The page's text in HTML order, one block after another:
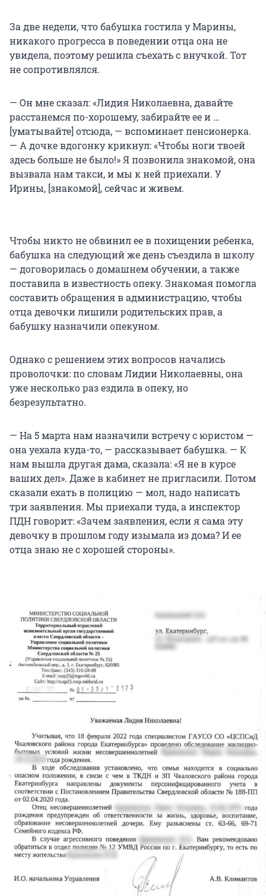
За две недели, что бабушка гостила у Марины,
никакого прогресса в поведении отца она не
увидела, поэтому решила съехать с внучкой. Тот
не сопротивлялся.
— Он мне сказал: «Лидия Николаевна, давайте
расстанемся по-хорошему, забирайте ее и …
[уматывайте] отсюда, — вспоминает пенсионерка.
— А дочке вдогонку крикнул: «Чтобы ноги твоей
здесь больше не было!» Я позвонила знакомой, она
вызвала нам такси, и мы к ней приехали. У
Ирины, [знакомой], сейчас и живем.
Чтобы никто не обвинил ее в похищении ребенка,
бабушка на следующий же день съездила в школу
— договорилась о домашнем обучении, а также
поставила в известность опеку. Знакомая помогла
составить обращения в администрацию, чтобы
отца девочки лишили родительских прав, а
бабушку назначили опекуном.
Однако с решением этих вопросов начались
проволочки: по словам Лидии Николаевны, она
уже несколько раз ездила в опеку, но
безрезультатно.
— На 5 марта нам назначили встречу с юристом —
она уехала куда-то, — рассказывает бабушка. — К
нам вышла другая дама, сказала: «Я не в курсе
ваших дел». Даже в кабинет не пригласили. Потом
сказали ехать в полицию — мол, надо написать
три заявления. Мы приехали туда, а инспектор
ПДН говорит: «Зачем заявления, если я сама эту
девочку в прошлом году изымала из дома? И ее
отца знаю не с хорошей стороны».